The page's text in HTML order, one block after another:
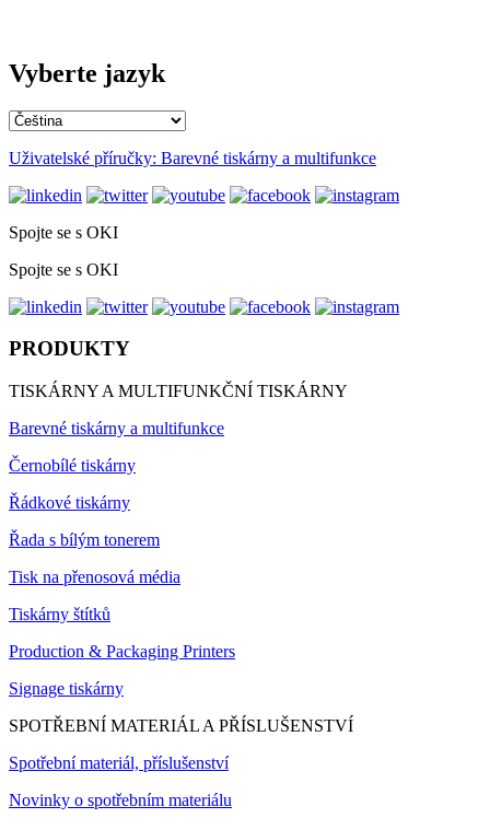
Vyberte jazyk
Uživatelské příručky: Barevné tiskárny a multifunkce
Spojte se s OKI
Spojte se s OKI
PRODUKTY
TISKÁRNY A MULTIFUNKČNÍ TISKÁRNY
Barevné tiskárny a multifunkce
Černobílé tiskárny
Řádkové tiskárny
Řada s bílým tonerem
Tisk na přenosová média
Tiskárny štítků
Production & Packaging Printers
Signage tiskárny
SPOTŘEBNÍ MATERIÁL A PŘÍSLUŠENSTVÍ
Spotřební materiál, příslušenství
Novinky o spotřebním materiálu